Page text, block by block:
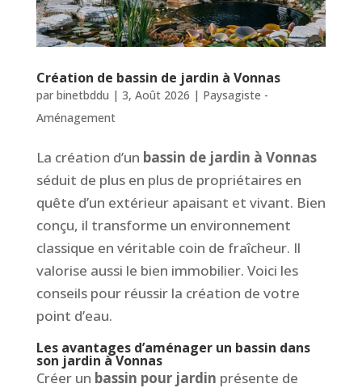
Création de bassin de jardin à Vonnas
par binetbddu | 3, Août 2026 | Paysagiste -
Aménagement
La création d’un bassin de jardin à Vonnas
séduit de plus en plus de propriétaires en
quête d’un extérieur apaisant et vivant. Bien
conçu, il transforme un environnement
classique en véritable coin de fraîcheur. Il
valorise aussi le bien immobilier. Voici les
conseils pour réussir la création de votre
point d’eau.
Les avantages d’aménager un bassin dans
son jardin à Vonnas
Créer un bassin pour jardin présente de